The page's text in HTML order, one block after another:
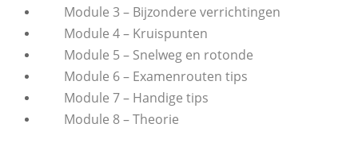
Module 3 – Bijzondere verrichtingen
Module 4 – Kruispunten
Module 5 – Snelweg en rotonde
Module 6 – Examenrouten tips
Module 7 – Handige tips
Module 8 – Theorie